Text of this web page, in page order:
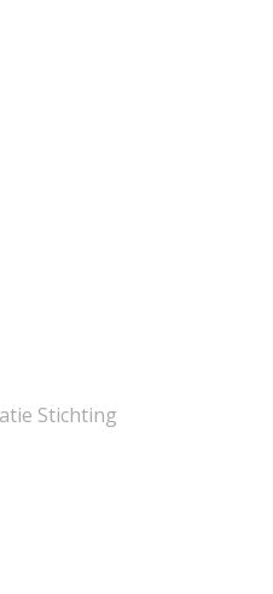
Stichting